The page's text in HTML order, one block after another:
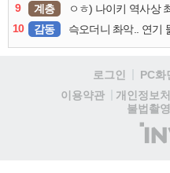
9
계층 ㅇㅎ) 나이키 역사상
10
감동 슥오더니 촤악.. 연기 뚫고
로그인 PC화
이용약관
개인정보
불법촬